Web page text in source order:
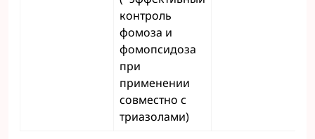
контроль
фомоза и
фомопсидоза
при
применении
совместно с
триазолами)